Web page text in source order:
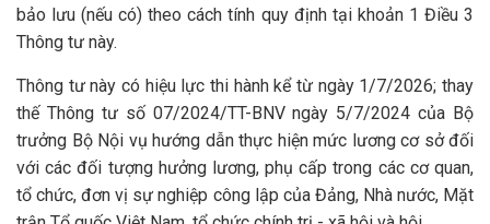
bảo lưu (nếu có) theo cách tính quy định tại khoản 1 Điều 3
Thông tư này.
Thông tư này có hiệu lực thi hành kể từ ngày 1/7/2026; thay
thế Thông tư số 07/2024/TT-BNV ngày 5/7/2024 của Bộ
trưởng Bộ Nội vụ hướng dẫn thực hiện mức lương cơ sở đối
với các đối tượng hưởng lương, phụ cấp trong các cơ quan,
tổ chức, đơn vị sự nghiệp công lập của Đảng, Nhà nước, Mặt